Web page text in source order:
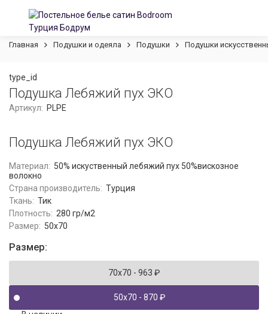
Главная Подушки и одеяла Подушки Подушки
type_id
Подушка Лебяжий пух ЭКО
Артикул: PLPE
Подушка Лебяжий пух ЭКО
Материал: 50% искуственный лебяжий пух 50%вискозное
волокно
Страна производитель: Турция
Ткань: Тик
Плотность: 280 гр/м2
Размер: 50x70
Размер:
70x70 - 963 ₽
50x70 - 870 ₽